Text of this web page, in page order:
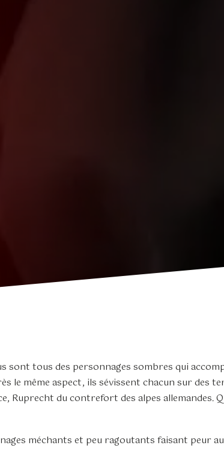
sont tous des personnages sombres qui
le même aspect, ils sévissent chacun sur des
Ruprecht du contrefort des alpes allemandes.
méchants et peu ragoutants faisant peur